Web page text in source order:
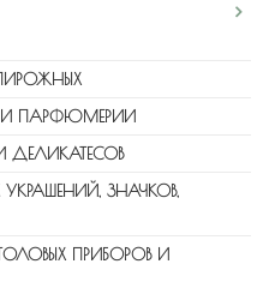
ПАРФЮМЕРИИ
ДЕЛИКАТЕСОВ
ЗНАЧКОВ,
ПРИБОРОВ И